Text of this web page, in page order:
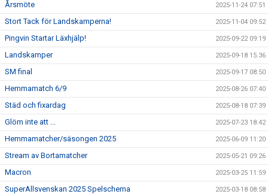
Årsmöte 2025-11-24 07:51
Stort Tack för Landskamperna! 2025-11-04 09:52
Pingvin Startar Läxhjälp! 2025-09-22 09:19
Landskamper 2025-09-18 15:36
SM final 2025-09-17 08:50
Hemmamatch 6/9 2025-08-26 07:40
Städ och fixardag 2025-08-18 07:39
Glöm inte att ... 2025-07-23 18:42
Hemmamatcher/säsongen 2025 2025-06-09 11:20
Stream av Bortamatcher 2025-05-21 09:26
Macron 2025-03-25 11:59
SuperAllsvenskan 2025 Spelschema 2025-03-18 08:58